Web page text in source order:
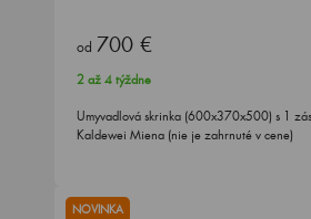
od 700 €
2 až 4 týždne
Umyvadlová skrinka (600x370x500) s 1
Kaldewei Miena (nie je zahrnuté v cene)
NOVINKA